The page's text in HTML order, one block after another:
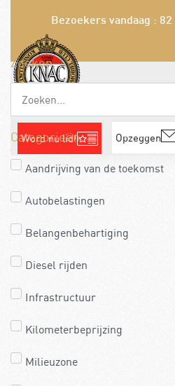
Bezoekers vandaag : 82
Word nu lid! Opzeggen
Zoeken...
Categorieën
Aandrijving van de toekomst
Autobelastingen
Belangenbehartiging
Diesel rijden
Infrastructuur
Kilometerbeprijzing
Milieuzone